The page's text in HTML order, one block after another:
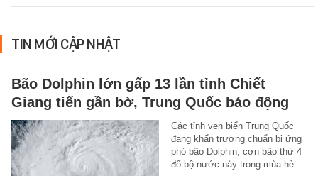
TIN MỚI CẬP NHẬT
Bão Dolphin lớn gấp 13 lần tỉnh Chiết
Giang tiến gần bờ, Trung Quốc báo động
Các tỉnh ven biển Trung Quốc
đang khẩn trương chuẩn bị ứng
phó bão Dolphin, cơn bão thứ 4
đổ bộ nước này trong mùa hè…